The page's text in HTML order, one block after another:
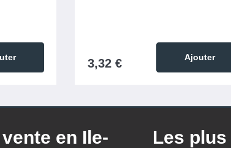
3,32 € Ajouter
en Ile-
Les